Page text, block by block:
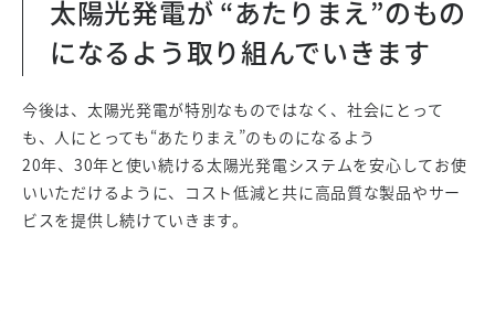
太陽光発電が “あたりまえ”のもの
になるよう取り組んでいきます
今後は、太陽光発電が特別なものではなく、社会にとって
も、人にとっても“あたりまえ”のものになるよう
20年、30年と使い続ける太陽光発電システムを安心してお使
いいただけるように、コスト低減と共に高品質な製品やサー
ビスを提供し続けていきます。